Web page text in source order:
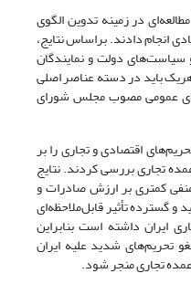
شریف‌زاده و نوری (1397) مطالعه‌ای در زمینه تدوین الگوی
انجام دادند. براساس نتایج،
سیاست‌های دولت و نمایندگان
باید در دسته عناصر اصلی
عمومی مصوب مجلس شورای
رضاقلی و محمدرضایی (1397) تحریم‌های اقتصادی و تجاری را بر
تجاری بررسی کردند. نتایج
کمتری بر ارزش صادرات و
و گسترده تأثیر قابل‌ملاحظه‌ای
ایران داشته است بنابراین
تحریم‌های شدید علیه ایران
عمده تجاری منجر شود.